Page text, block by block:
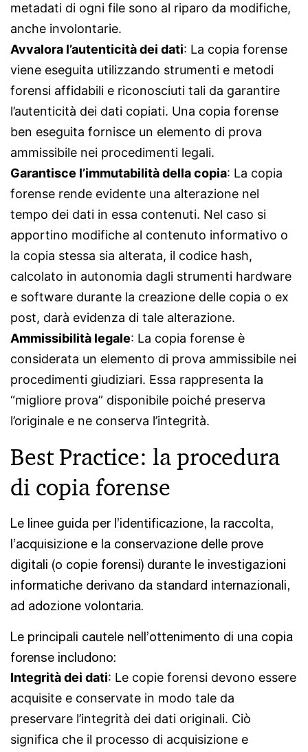
metadati di ogni file sono al riparo da modifiche,
anche involontarie.
Avvalora l’autenticità dei dati: La copia forense
viene eseguita utilizzando strumenti e metodi
forensi affidabili e riconosciuti tali da garantire
l’autenticità dei dati copiati. Una copia forense
ben eseguita fornisce un elemento di prova
ammissibile nei procedimenti legali.
Garantisce l’immutabilità della copia: La copia
forense rende evidente una alterazione nel
tempo dei dati in essa contenuti. Nel caso si
apportino modifiche al contenuto informativo o
la copia stessa sia alterata, il codice hash,
calcolato in autonomia dagli strumenti hardware
e software durante la creazione delle copia o ex
post, darà evidenza di tale alterazione.
Ammissibilità legale: La copia forense è
considerata un elemento di prova ammissibile nei
procedimenti giudiziari. Essa rappresenta la
“migliore prova” disponibile poiché preserva
l’originale e ne conserva l’integrità.
Best Practice: la procedura
di copia forense
Le linee guida per l’identificazione, la raccolta,
l’acquisizione e la conservazione delle prove
digitali (o copie forensi) durante le investigazioni
informatiche derivano da standard internazionali,
ad adozione volontaria.
Le principali cautele nell’ottenimento di una copia
forense includono:
Integrità dei dati: Le copie forensi devono essere
acquisite e conservate in modo tale da
preservare l’integrità dei dati originali. Ciò
significa che il processo di acquisizione e